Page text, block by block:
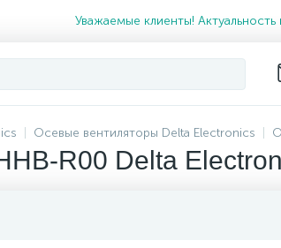
Уважаемые клиенты!
Осевые вентиляторы Delta Electronics
R00 Delta